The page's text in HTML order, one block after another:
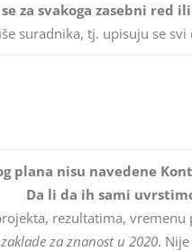
za svakoga zasebni red
suradnika, tj. upisuju se
plana nisu navedene
Da li da ih sami
rezultatima,
za znanost u 2020.